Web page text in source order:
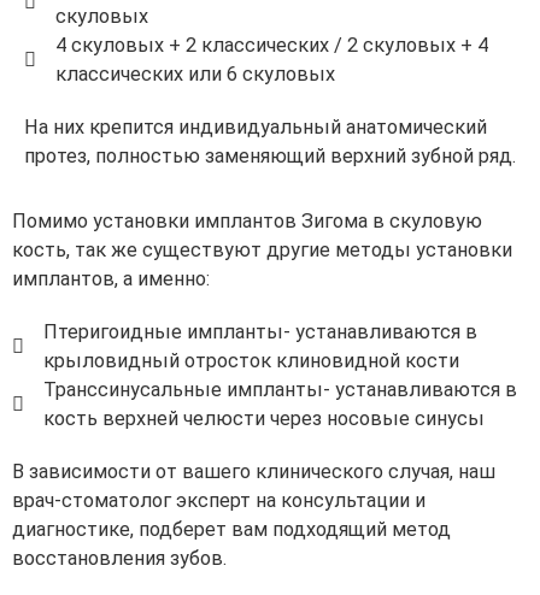
скуловых
4 скуловых + 2 классических / 2 скуловых + 4
классических или 6 скуловых
На них крепится индивидуальный анатомический
протез, полностью заменяющий верхний зубной ряд.
Помимо установки имплантов Зигома в скуловую
кость, так же существуют другие методы установки
имплантов, а именно:
Птеригоидные импланты- устанавливаются в
крыловидный отросток клиновидной кости
Транссинусальные импланты- устанавливаются в
кость верхней челюсти через носовые синусы
В зависимости от вашего клинического случая, наш
врач-стоматолог эксперт на консультации и
диагностике, подберет вам подходящий метод
восстановления зубов.